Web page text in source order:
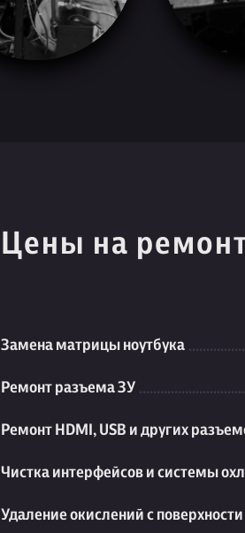
Цены на ремонт
Замена матрицы ноутбука
Ремонт разъема ЗУ
Ремонт HDMI, USB и других
Чистка интерфейсов и системы
Удаление окислений с